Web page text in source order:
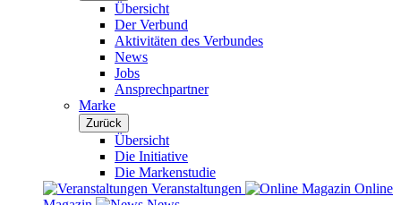
Übersicht
Der Verbund
Aktivitäten des Verbundes
News
Jobs
Ansprechpartner
Marke
Zurück
Übersicht
Die Initiative
Die Markenstudie
Veranstaltungen
Online